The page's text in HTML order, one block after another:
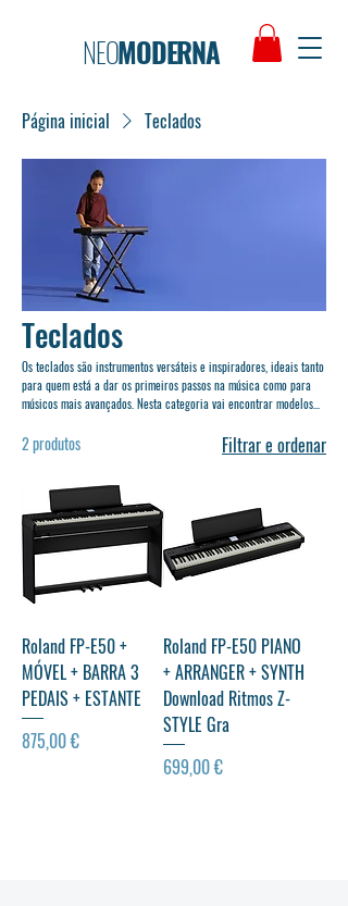
NEOMODERNA
Página inicial Teclados
Teclados
Os teclados são instrumentos versáteis e inspiradores, ideais tanto
para quem está a dar os primeiros passos na música como para
músicos mais avançados. Nesta categoria vai encontrar modelos
com funções didáticas e fáceis de utilizar, até teclados mais
completos, perfeitos para atuações e produção musical. Todos os
excelente relação preço/valor, garantindo que encontra o
instrumento certo para evoluir na sua jornada musical. 👉
Descubra o teclado que vai dar vida às
2 produtos Filtrar e ordenar
Roland FP-E50 +
MÓVEL + BARRA 3
PEDAIS + ESTANTE
Preço
875,00 €
Roland FP-E50 PIANO
+ ARRANGER + SYNTH
Download Ritmos Z-
STYLE Gra
Preço
699,00 €